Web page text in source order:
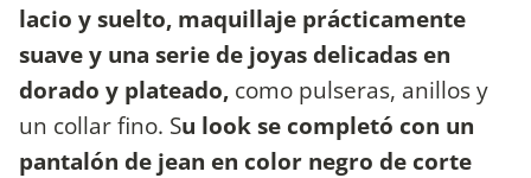
lacio y suelto, maquillaje prácticamente
suave y una serie de joyas delicadas en
dorado y plateado, como pulseras, anillos y
un collar fino. Su look se completó con un
pantalón de jean en color negro de corte